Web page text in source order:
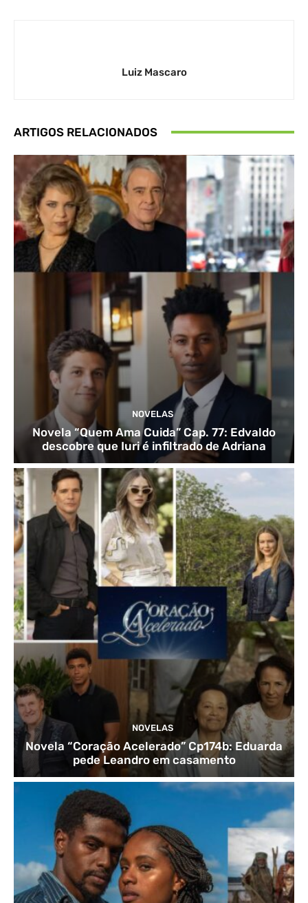
Luiz Mascaro
ARTIGOS RELACIONADOS
NOVELAS
Novela “Quem Ama Cuida” Cap. 77: Edvaldo
descobre que Iuri é infiltrado de Adriana
NOVELAS
Novela “Coração Acelerado” Cp174b: Eduarda
pede Leandro em casamento